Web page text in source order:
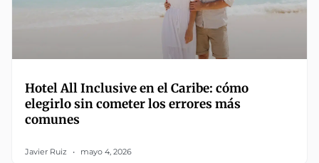
Hotel All Inclusive en el Caribe: cómo
elegirlo sin cometer los errores más
comunes
Javier Ruiz mayo 4, 2026